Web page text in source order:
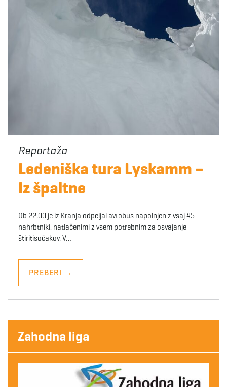
Ledeniška tura Lyskamm –
Iz špaltne
Ob 22.00 je iz Kranja odpeljal avtobus napolnjen z vsaj 45
nahrbtniki, natlačenimi z vsem potrebnim za osvajanje
štiritisočakov. V…
PREBERI →
Zahodna liga